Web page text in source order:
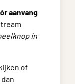
aanvang
in
of